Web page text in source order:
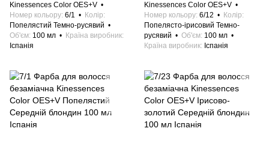
Kinessences Color OES+V
Номер кольору 6/1
Колір
Попелястий Темно-русявий
Об'єм 100 мл
Країна виробник
Іспанія
Kinessences Color OES+V
Номер кольору 6/12
Колір
Попелясто-ірисовий Темно-
русявий
Об'єм 100 мл
Країна виробник
Іспанія